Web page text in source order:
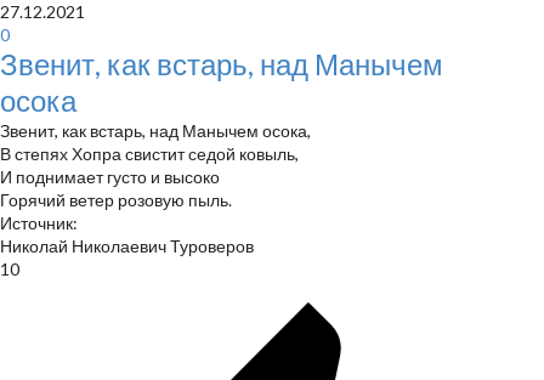
27.12.2021
0
Звенит, как встарь, над Манычем
осока
Звенит, как встарь, над Манычем осока,
В степях Хопра свистит седой ковыль,
И поднимает густо и высоко
Горячий ветер розовую пыль.
Источник:
Николай Николаевич Туроверов
10